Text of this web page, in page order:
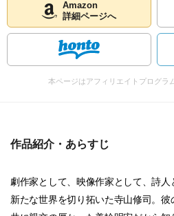
Amazon
詳細ページへ
本ページはアフィリエイトプログラ
作品紹介・あらすじ
劇作家として、映像作家として、詩
新たな世界を切り拓いた寺山修司。